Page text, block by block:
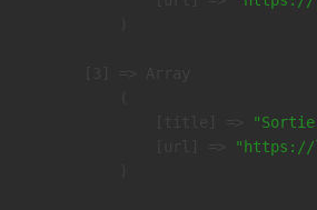
"https://